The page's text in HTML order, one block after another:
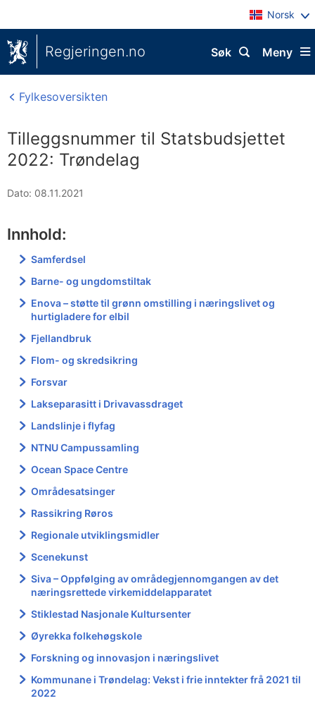
Norsk
Regjeringen.no Meny
Søk
Fylkesoversikten
Tilleggsnummer til Statsbudsjettet
2022: Trøndelag
Dato: 08.11.2021
Innhold:
Samferdsel
Barne- og ungdomstiltak
Enova – støtte til grønn omstilling i næringslivet og
hurtigladere for elbil
Fjellandbruk
Flom- og skredsikring
Forsvar
Lakseparasitt i Drivavassdraget
Landslinje i flyfag
NTNU Campussamling
Ocean Space Centre
Områdesatsinger
Rassikring Røros
Regionale utviklingsmidler
Scenekunst
Siva – Oppfølging av områdegjennomgangen av det
næringsrettede virkemiddelapparatet
Stiklestad Nasjonale Kultursenter
Øyrekka folkehøgskole
Forskning og innovasjon i næringslivet
Kommunane i Trøndelag: Vekst i frie inntekter frå 2021 til
2022